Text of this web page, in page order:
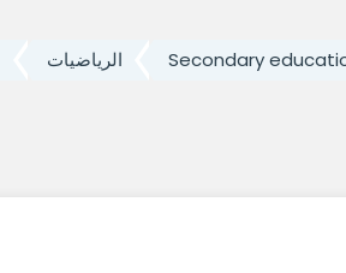
Secondary الرياضيات